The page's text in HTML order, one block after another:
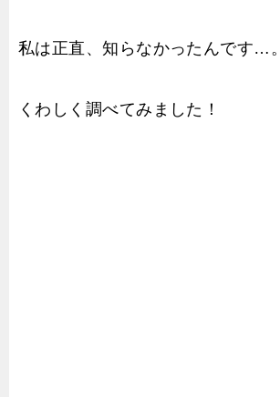
私は正直、知らなかったんです…。
くわしく調べてみました！